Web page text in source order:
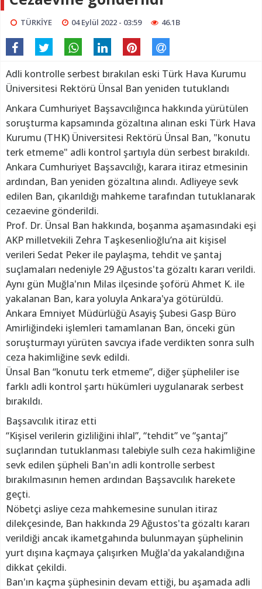
TÜRKİYE 04 Eylül 2022 - 03:59 46.1B
Adli kontrolle serbest bırakılan eski Türk Hava Kurumu
Üniversitesi Rektörü Ünsal Ban yeniden tutuklandı
Ankara Cumhuriyet Başsavcılığınca hakkında yürütülen
soruşturma kapsamında gözaltına alınan eski Türk Hava
Kurumu (THK) Üniversitesi Rektörü Ünsal Ban, "konutu
terk etmeme" adli kontrol şartıyla dün serbest bırakıldı.
Ankara Cumhuriyet Başsavcılığı, karara itiraz etmesinin
ardından, Ban yeniden gözaltına alındı. Adliyeye sevk
edilen Ban, çıkarıldığı mahkeme tarafından tutuklanarak
cezaevine gönderildi.
Prof. Dr. Ünsal Ban hakkında, boşanma aşamasındaki eşi
AKP milletvekili Zehra Taşkesenlioğlu’na ait kişisel
verileri Sedat Peker ile paylaşma, tehdit ve şantaj
suçlamaları nedeniyle 29 Ağustos'ta gözaltı kararı verildi.
Aynı gün Muğla'nın Milas ilçesinde şoförü Ahmet K. ile
yakalanan Ban, kara yoluyla Ankara'ya götürüldü.
Ankara Emniyet Müdürlüğü Asayiş Şubesi Gasp Büro
Amirliğindeki işlemleri tamamlanan Ban, önceki gün
soruşturmayı yürüten savcıya ifade verdikten sonra sulh
ceza hakimliğine sevk edildi.
Ünsal Ban “konutu terk etmeme”, diğer şüpheliler ise
farklı adli kontrol şartı hükümleri uygulanarak serbest
bırakıldı.
Başsavcılık itiraz etti
“Kişisel verilerin gizliliğini ihlal”, “tehdit” ve “şantaj”
suçlarından tutuklanması talebiyle sulh ceza hakimliğine
sevk edilen şüpheli Ban'ın adli kontrolle serbest
bırakılmasının hemen ardından Başsavcılık harekete
geçti.
Nöbetçi asliye ceza mahkemesine sunulan itiraz
dilekçesinde, Ban hakkında 29 Ağustos'ta gözaltı kararı
verildiği ancak ikametgahında bulunmayan şüphelinin
yurt dışına kaçmaya çalışırken Muğla'da yakalandığına
dikkat çekildi.
Ban'ın kaçma şüphesinin devam ettiği, bu aşamada adli